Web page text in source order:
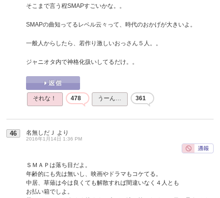
そこまで言う程SMAPすごいかな。。
SMAPの曲知ってるレベル云々って、時代のおかげが大きいよ。
一般人からしたら、若作り激しいおっさん５人。。
ジャニオタ内で神格化扱いしてるだけ。。
それな！ 478 うーん… 361
46 名無しだＪ より
2016年1月14日 1:36 PM
ＳＭＡＰは落ち目だよ。
年齢的にも先は無いし、映画やドラマもコケてる。
中居、草薙は今は良くても解散すれば間違いなく４人とも
お払い箱でしよ。